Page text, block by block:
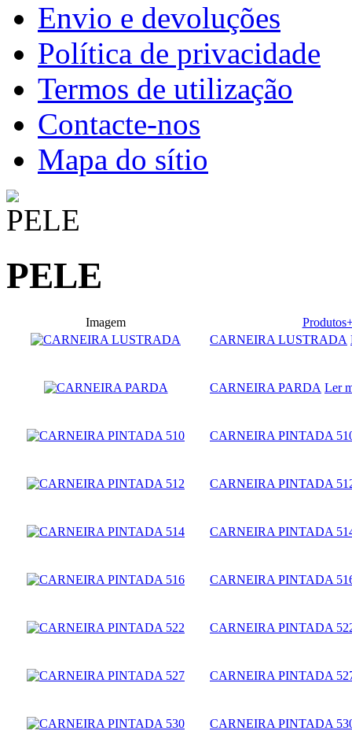
Envio e devoluções
Política de privacidade
Termos de utilização
Contacte-nos
Mapa do sítio
PELE
Imagem
CARNEIRA LUSTRADA
CARNEIRA PARDA Ler
CARNEIRA PINTADA
CARNEIRA PINTADA
CARNEIRA PINTADA
CARNEIRA PINTADA
CARNEIRA PINTADA
CARNEIRA PINTADA
CARNEIRA PINTADA